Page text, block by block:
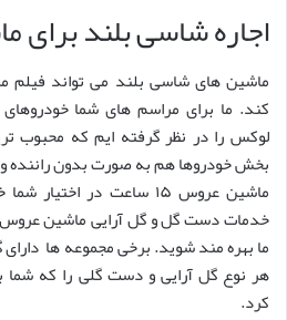
اجاره شاسی بلند
ماشین های شاسی بلند می تواند فیلم
کند. ما برای مراسم های شما
لوکس را در نظر گرفته ایم که محبوب
بخش خودروها هم به صورت بدون راننده و
ماشین عروس ۱۵ ساعت در
خدمات دست گل و گل آرایی ماشین عروس
ما بهره مند شوید. برخی مجموعه ها
هر نوع گل آرایی و دست گلی را که شما
کرد.